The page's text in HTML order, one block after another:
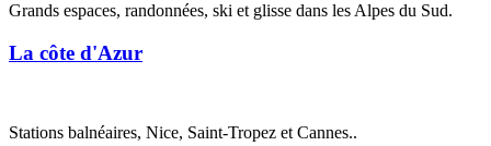
Grands espaces, randonnées, ski et glisse dans les Alpes du Sud.
La côte d'Azur
Stations balnéaires, Nice, Saint-Tropez et Cannes..